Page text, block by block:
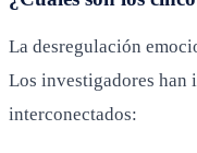
La desregulación
Los investigadores
interconectados: